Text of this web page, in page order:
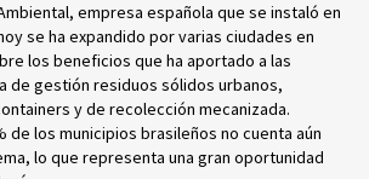
empresa española que se instaló en
se ha expandido por varias ciudades en
los beneficios que ha aportado a las
de gestión residuos sólidos urbanos,
y de recolección mecanizada.
de los municipios brasileños no cuenta aún
lo que representa una gran oportunidad